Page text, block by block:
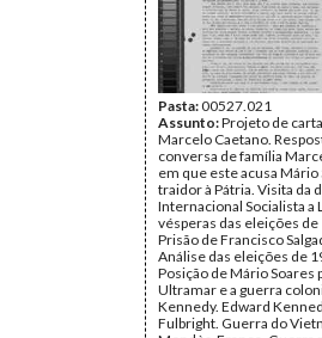
Pasta:00527.021
Assunto:Projeto de
Marcelo Caetano.
conversa de família
em que este acusa Mário
traidor à Pátria. Visita da
Internacional Socialista a
vésperas das eleições de
Prisão de Francisco
Análise das eleições de
Posição de Mário Soares
Ultramar e a guerra
Kennedy. Edward
Fulbright. Guerra do